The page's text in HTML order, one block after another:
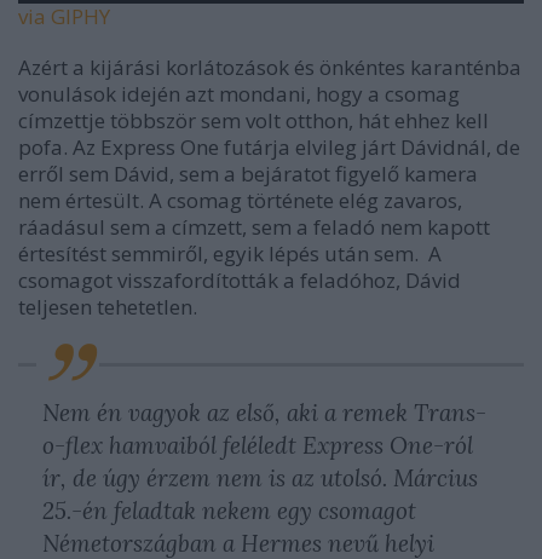
via GIPHY
Azért a kijárási korlátozások és önkéntes karanténba
vonulások idején azt mondani, hogy a csomag
címzettje többször sem volt otthon, hát ehhez kell
pofa. Az Express One futárja elvileg járt Dávidnál, de
erről sem Dávid, sem a bejáratot figyelő kamera
nem értesült. A csomag története elég zavaros,
ráadásul sem a címzett, sem a feladó nem kapott
értesítést semmiről, egyik lépés után sem. A
csomagot visszafordították a feladóhoz, Dávid
teljesen tehetetlen.
Nem én vagyok az első, aki a remek Trans-
o-flex hamvaiból feléledt Express One-ról
ír, de úgy érzem nem is az utolsó. Március
25.-én feladtak nekem egy csomagot
Németországban a Hermes nevű helyi